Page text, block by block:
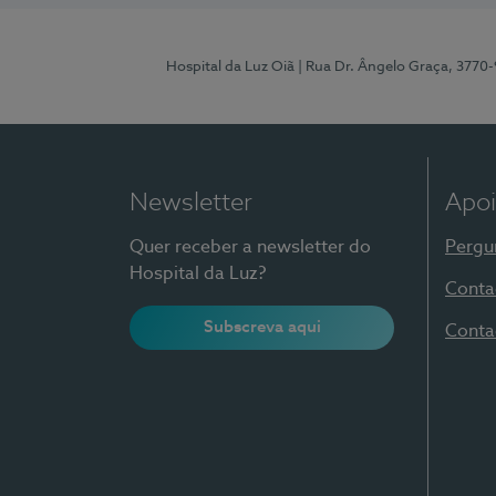
Hospital da Luz Oiã | Rua Dr. Ângelo Graça,
Newsletter
Quer receber a newsletter do
Hospital da Luz?
Subscreva aqui